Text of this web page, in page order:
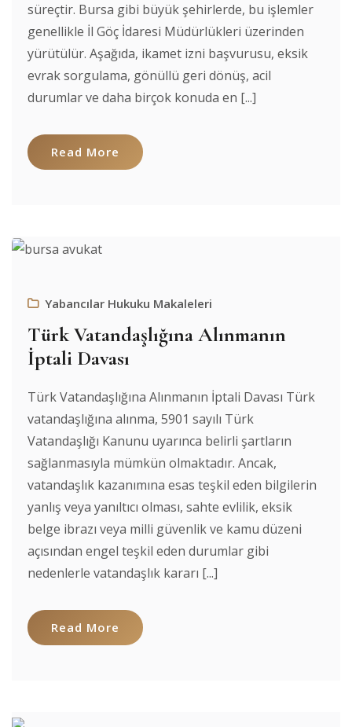
süreçtir. Bursa gibi büyük şehirlerde, bu işlemler
genellikle İl Göç İdaresi Müdürlükleri üzerinden
yürütülür. Aşağıda, ikamet izni başvurusu, eksik
evrak sorgulama, gönüllü geri dönüş, acil
durumlar ve daha birçok konuda en [...]
Read More
Yabancılar Hukuku Makaleleri
Türk Vatandaşlığına Alınmanın
İptali Davası
Türk Vatandaşlığına Alınmanın İptali Davası Türk
vatandaşlığına alınma, 5901 sayılı Türk
Vatandaşlığı Kanunu uyarınca belirli şartların
sağlanmasıyla mümkün olmaktadır. Ancak,
vatandaşlık kazanımına esas teşkil eden bilgilerin
yanlış veya yanıltıcı olması, sahte evlilik, eksik
belge ibrazı veya milli güvenlik ve kamu düzeni
açısından engel teşkil eden durumlar gibi
nedenlerle vatandaşlık kararı [...]
Read More